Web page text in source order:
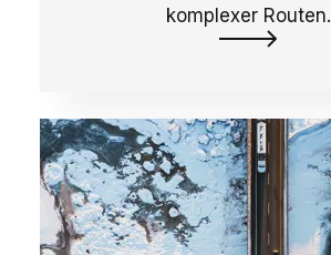
komplexer Routen.